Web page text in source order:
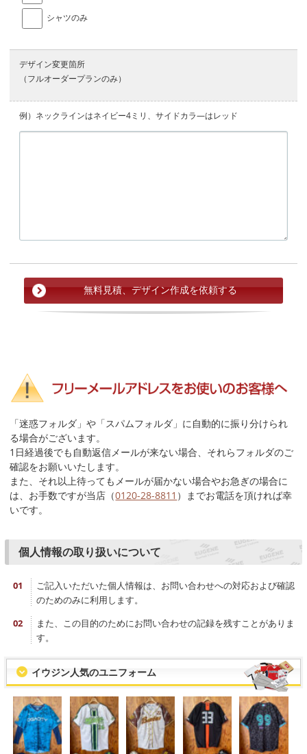
シャツのみ
デザイン変更箇所
（フルオーダープランのみ）
例）ネックラインはネイビー4ミリ、サイドカラ―はレッド
「迷惑フォルダ」や「スパムフォルダ」に自動的に振り分けられ
る場合がございます。
1日経過後でも自動返信メールが来ない場合、それらフォルダのご
確認をお願いいたします。
また、それ以上待ってもメールが届かない場合やお急ぎの場合に
は、お手数ですが当店（0120-28-8811 ）までお電話を頂ければ幸
いです。
個人情報の取り扱いについて
ご記入いただいた個人情報は、お問い合わせへの対応および確認
のためのみに利用します。
また、この目的のためにお問い合わせの記録を残すことがありま
す。
イウジン人気のユニフォーム